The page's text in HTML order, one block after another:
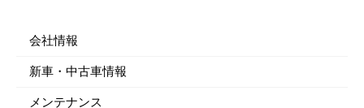
会社情報
新車・中古車情報
メンテナンス